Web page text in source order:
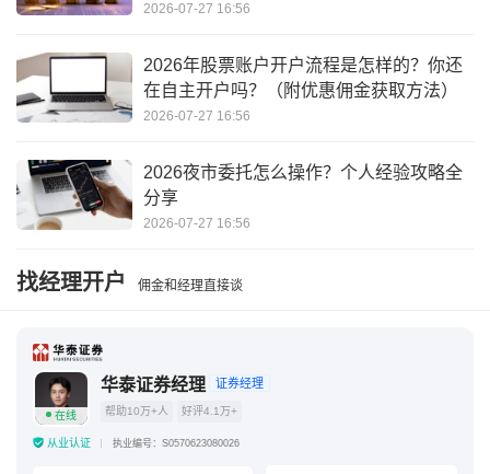
2026-07-27 16:56
2026年股票账户开户流程是怎样的？你还
在自主开户吗？（附优惠佣金获取方法）
2026-07-27 16:56
2026夜市委托怎么操作？个人经验攻略全
分享
2026-07-27 16:56
找经理开户 佣金和经理直接谈
在线
华泰证券经理 证券经理
帮助10万+人 好评4.1万+
从业认证 执业编号：S0570623080026